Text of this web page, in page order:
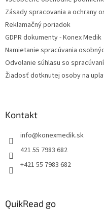
Zásady spracovania a ochrany
Reklamačný poriadok
GDPR dokumenty - Konex Medik
Namietanie spracúvania
Odvolanie súhlasu so
Žiadosť dotknutej osoby na
Kontakt
info@konexmedik.sk
421 55 7983 682
+421 55 7983 682
QuikRead go